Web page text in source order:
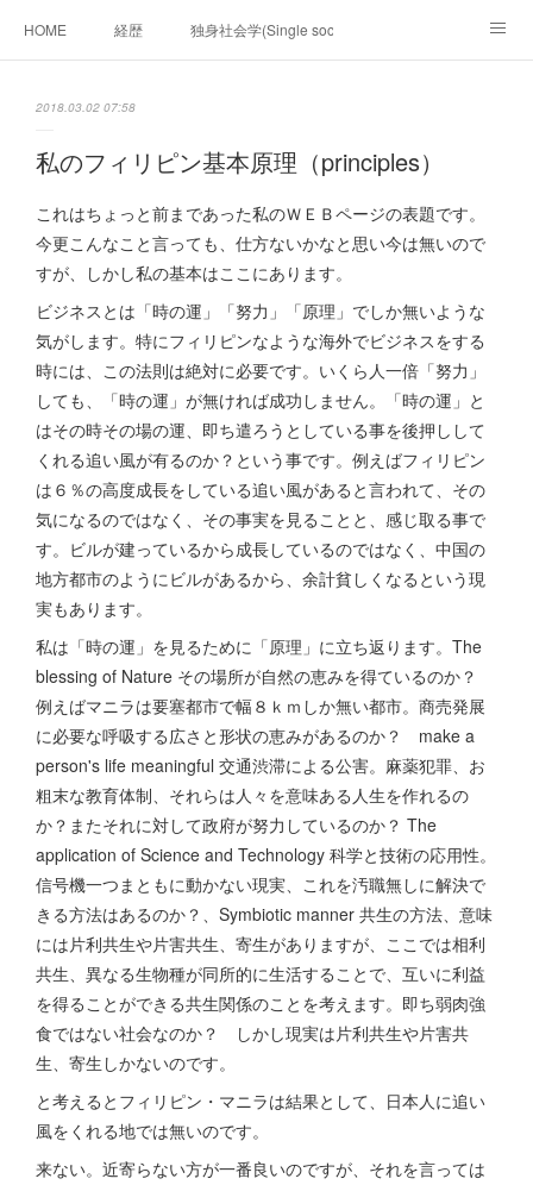
HOME 経歴 独身社会学(Single sociology)と高齢化社会学
移動出来て、工場で作る建物。未来２１００研究所
「心神の夢想２０２０」 フィリピンマンションは買うべきでは無い理由は全
フィリピンの問題点 フィリピンの歴史
フィリピン経済談義 ファッションを考える 漫画
未来２１００研究所他のアイデアマニラ男の手料理 総集編
https://globalclub.amebaownd.com/
2018.03.02 07:58
私のフィリピン基本原理（principles）
これはちょっと前まであった私のＷＥＢページの表題です。
今更こんなこと言っても、仕方ないかなと思い今は無いので
すが、しかし私の基本はここにあります。
ビジネスとは「時の運」「努力」「原理」でしか無いような
気がします。特にフィリピンなような海外でビジネスをする
時には、この法則は絶対に必要です。いくら人一倍「努力」
しても、「時の運」が無ければ成功しません。「時の運」と
はその時その場の運、即ち遣ろうとしている事を後押しして
くれる追い風が有るのか？という事です。例えばフィリピン
は６％の高度成長をしている追い風があると言われて、その
気になるのではなく、その事実を見ることと、感じ取る事で
す。ビルが建っているから成長しているのではなく、中国の
地方都市のようにビルがあるから、余計貧しくなるという現
実もあります。
私は「時の運」を見るために「原理」に立ち返ります。The
blessing of Nature その場所が自然の恵みを得ているのか？
例えばマニラは要塞都市で幅８ｋｍしか無い都市。商売発展
に必要な呼吸する広さと形状の恵みがあるのか？ make a
person's life meaningful 交通渋滞による公害。麻薬犯罪、お
粗末な教育体制、それらは人々を意味ある人生を作れるの
か？またそれに対して政府が努力しているのか？ The
application of Science and Technology 科学と技術の応用性。
信号機一つまともに動かない現実、これを汚職無しに解決で
きる方法はあるのか？、Symbiotic manner 共生の方法、意味
には片利共生や片害共生、寄生がありますが、ここでは相利
共生、異なる生物種が同所的に生活することで、互いに利益
を得ることができる共生関係のことを考えます。即ち弱肉強
食ではない社会なのか？ しかし現実は片利共生や片害共
生、寄生しかないのです。
と考えるとフィリピン・マニラは結果として、日本人に追い
風をくれる地では無いのです。
来ない。近寄らない方が一番良いのですが、それを言っては